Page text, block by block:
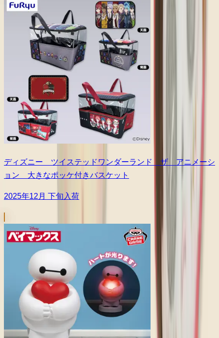
ディズニー ツイステッドワンダーランド ザ アニメーシ
ョン 大きなポッケ付きバスケット
2025年12月 下旬入荷